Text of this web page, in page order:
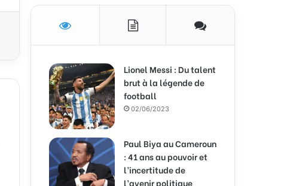
Lionel Messi : Du talent
brut à la légende de
football
02/06/2023
Paul Biya au Cameroun
: 41 ans au pouvoir et
l’incertitude de
l’avenir politique